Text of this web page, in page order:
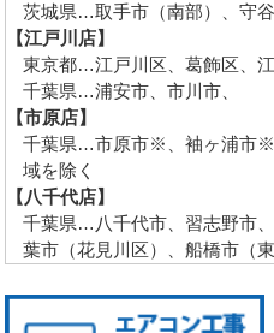
茨城県…取手市（南部）、守谷
【江戸川店】
東京都…江戸川区、葛飾区、
千葉県…浦安市、市川市、
【市原店】
千葉県…市原市※、袖ヶ浦市
域を除く
【八千代店】
千葉県…八千代市、習志野市
葉市（花見川区）、船橋市（